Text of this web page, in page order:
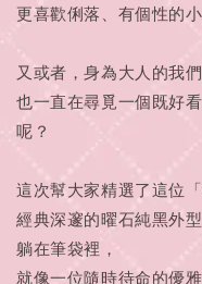
更喜歡俐落、有個性的
又或者，身為大人的我
也一直在尋覓一個既好
呢？
這次幫大家精選了這位
經典深邃的曜石純黑外
躺在筆袋裡，